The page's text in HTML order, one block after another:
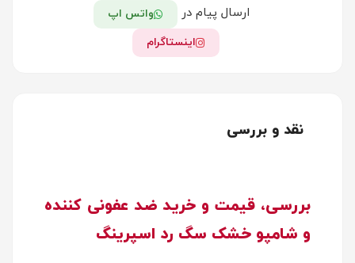
ارسال پیام در
واتس اپ
اینستاگرام
نقد و بررسی
بررسی، قیمت و خرید ضد عفونی کننده
و شامپو خشک سگ رد اسپرینگ